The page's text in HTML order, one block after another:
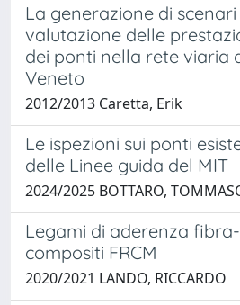
La generazione di
valutazione delle
dei ponti nella rete viaria
Veneto
2012/2013 Caretta, Erik
Le ispezioni sui ponti
delle Linee guida del MIT
2024/2025 BOTTARO,
Legami di aderenza
compositi FRCM
2020/2021 LANDO, RICCARDO